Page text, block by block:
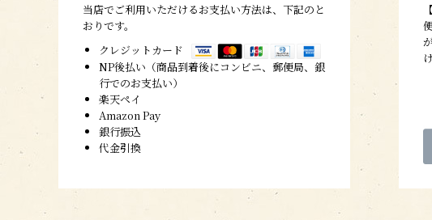
当店でご利用いただけるお支払い方法は、下記のと
おりです。
クレジットカード
NP後払い（商品到着後にコンビニ、郵便局、銀
行でのお支払い）
楽天ペイ
Amazon Pay
銀行振込
代金引換